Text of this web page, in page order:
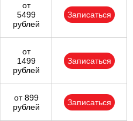
от
5499
рублей
Записаться
от
1499
рублей
Записаться
от 899
рублей
Записаться